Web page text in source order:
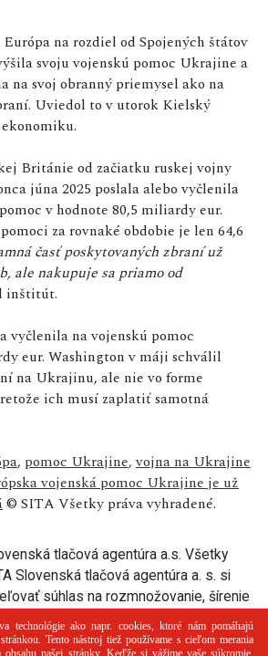
Európa na rozdiel od Spojených štátov
svoju vojenskú pomoc Ukrajine a
na svoj obranný priemysel ako na
Uviedol to v utorok Kielský
Británie od začiatku ruskej vojny
júna 2025 poslala alebo vyčlenila
v hodnote 80,5 miliardy eur.
za rovnaké obdobie je len 64,6
časť poskytovaných zbraní už
ale nakupuje sa priamo od
inštitút.
vyčlenila na vojenskú pomoc
eur. Washington v máji schválil
na Ukrajinu, ale nie vo forme
ich musí zaplatiť samotná
, pomoc Ukrajine,vojna na Ukrajine
vojenská pomoc Ukrajine je už
© SITA Všetky práva vyhradené.
tlačová agentúra a.s. Všetky
Slovenská tlačová agentúra a. s. si
súhlas na rozmnožovanie, šírenie